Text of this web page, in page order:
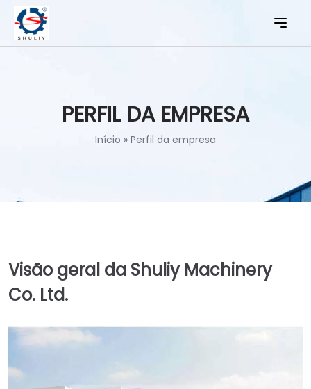
PERFIL DA EMPRESA
Início » Perfil da empresa
Visão geral da Shuliy Machinery
Co. Ltd.